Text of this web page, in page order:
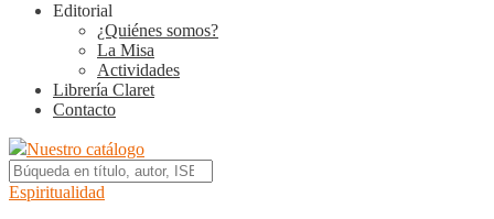
Editorial
¿Quiénes somos?
La Misa
Actividades
Librería Claret
Contacto
Nuestro catálogo
Espiritualidad